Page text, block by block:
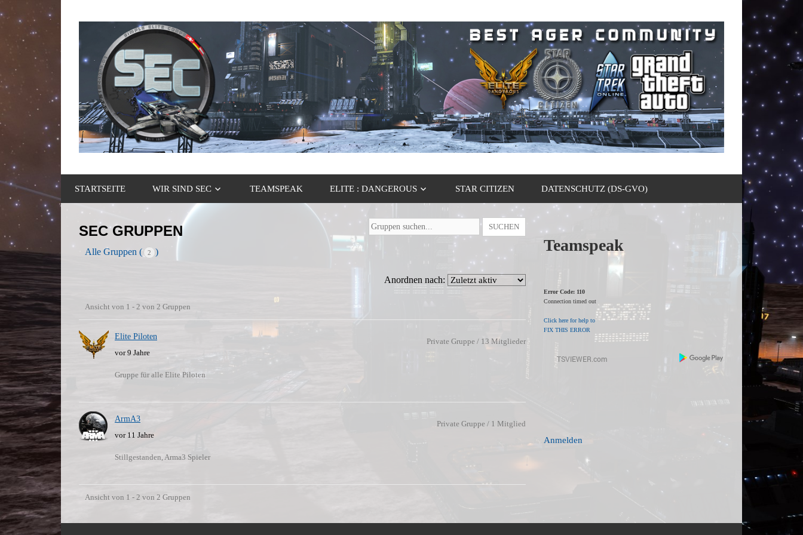
Inhalt
Simple
Elite
Corps
Community
STARTSEITE
WIR SIND SEC TEAMSPEAK ELITE : DANGEROUS STAR CITIZEN DATENSCHUTZ (DS-GVO)
SEC GRUPPEN
Gruppen
Alle Gruppen (
2 )
Anordnen nach:
Gruppenverzeichnis
Ansicht von 1 - 2 von 2 Gruppen
Elite Piloten
vor 9 Jahre
Gruppe für alle Elite Piloten
Private Gruppe / 13 Mitglieder
ArmA3
vor 11 Jahre
Stillgestanden, Arma3 Spieler
Private Gruppe / 1 Mitglied
Ansicht von 1 - 2 von 2 Gruppen
Teamspeak
Error Code: 110
Connection timed out
Click here for help to
FIX THIS ERROR
Anmelden